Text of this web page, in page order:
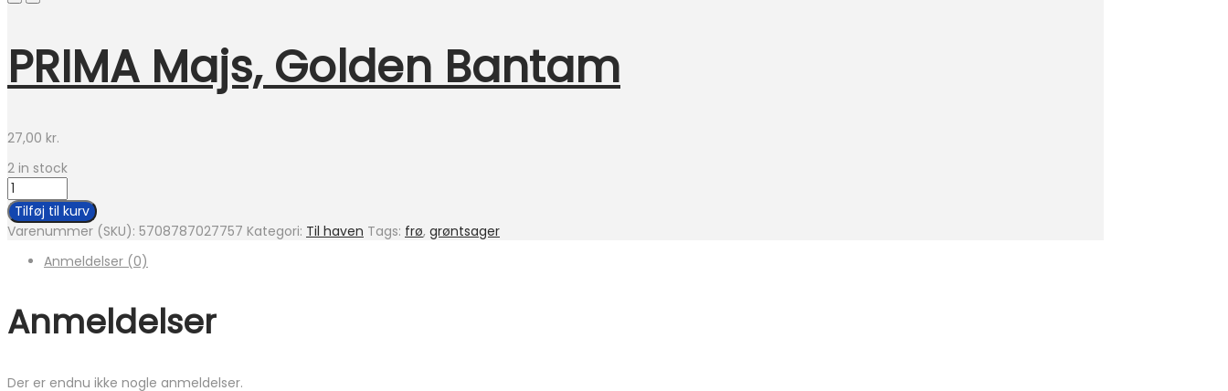
PRIMA Majs, Golden Bantam
27,00 kr.
2 in stock
PRIMA Majs, Golden Bantam
antal
Tilføj til kurv
Varenummer (SKU): 5708787027757 Kategori: Til haven Tags: frø, grøntsager
Anmeldelser (0)
Anmeldelser
Der er endnu ikke nogle anmeldelser.